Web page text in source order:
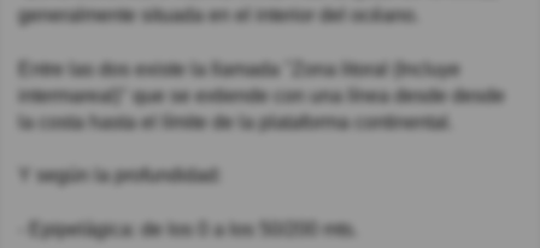
generalmente situada en el interior del océano.
Entre las dos existe la llamada "Zona litoral (Incluye
intermareal)" que se extiende con una línea desde desde
la costa hasta el límite de la plataforma continental.
Y según la profundidad:
- Epipelágica: de los 0 a los 50/200 mts.